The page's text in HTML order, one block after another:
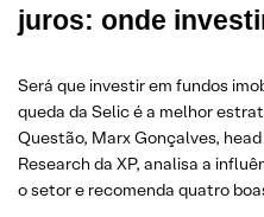
juros: onde
Será que investir em fundos
queda da Selic é a melhor
Questão, Marx Gonçalves,
Research da XP, analisa a
o setor e recomenda quatro